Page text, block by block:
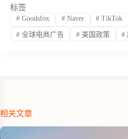
标签
#Goodsfox #Naver # TikTok
#全球电商广告 #美国政策 #
相关文章